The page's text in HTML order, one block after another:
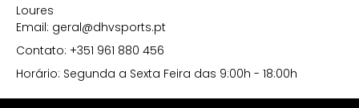
Loures
Email: geral@dhvsports.pt
Contato: +351 961 880 456
Horário: Segunda a Sexta Feira das 9:00h - 18:00h